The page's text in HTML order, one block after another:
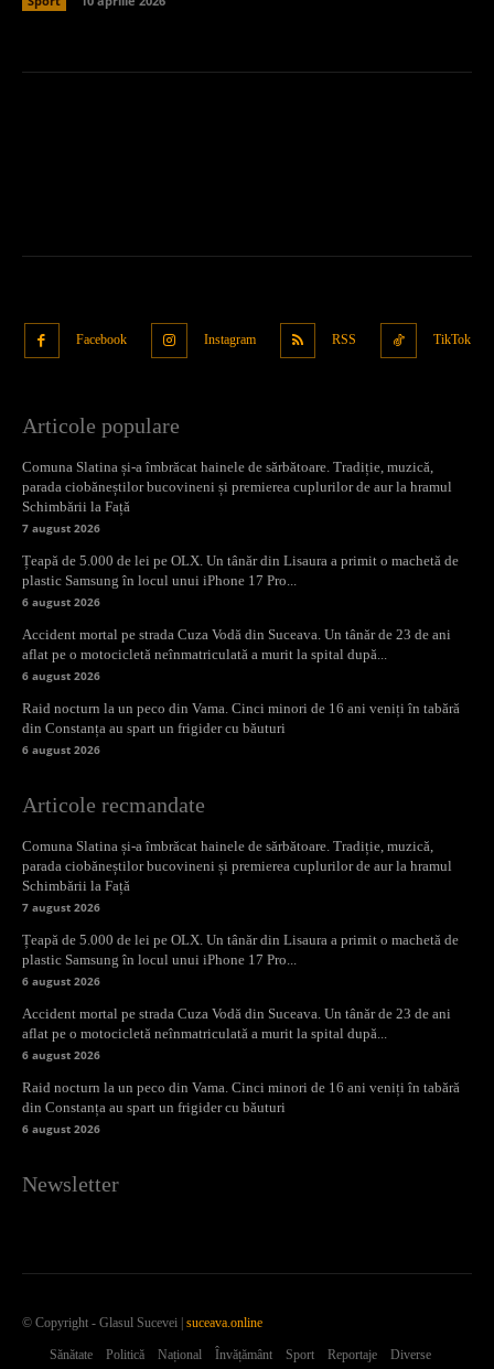
Facebook Instagram RSS TikTok
Articole populare
Comuna Slatina și-a îmbrăcat hainele de sărbătoare. Tradiție, muzică,
parada ciobăneștilor bucovineni și premierea cuplurilor de aur la hramul
Schimbării la Față
7 august 2026
Țeapă de 5.000 de lei pe OLX. Un tânăr din Lisaura a primit o machetă de
plastic Samsung în locul unui iPhone 17 Pro...
6 august 2026
Accident mortal pe strada Cuza Vodă din Suceava. Un tânăr de 23 de ani
aflat pe o motocicletă neînmatriculată a murit la spital după...
6 august 2026
Raid nocturn la un peco din Vama. Cinci minori de 16 ani veniți în tabără
din Constanța au spart un frigider cu băuturi
6 august 2026
Articole recmandate
Comuna Slatina și-a îmbrăcat hainele de sărbătoare. Tradiție, muzică,
parada ciobăneștilor bucovineni și premierea cuplurilor de aur la hramul
Schimbării la Față
7 august 2026
Țeapă de 5.000 de lei pe OLX. Un tânăr din Lisaura a primit o machetă de
plastic Samsung în locul unui iPhone 17 Pro...
6 august 2026
Accident mortal pe strada Cuza Vodă din Suceava. Un tânăr de 23 de ani
aflat pe o motocicletă neînmatriculată a murit la spital după...
6 august 2026
Raid nocturn la un peco din Vama. Cinci minori de 16 ani veniți în tabără
din Constanța au spart un frigider cu băuturi
6 august 2026
Newsletter
© Copyright - Glasul Sucevei | suceava.online
Sănătate Politică Național Învățământ Sport Reportaje
Diverse